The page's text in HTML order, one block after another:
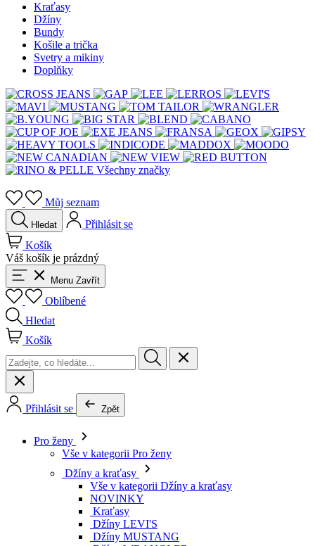
Kraťasy
Džíny
Bundy
Košile a trička
Svetry a mikiny
Doplňky
Všechny značky
Můj seznam
Hledat
Přihlásit se
Košík
Váš košík je prázdný
Menu Zavřít
Oblíbené
Hledat
Košík
Přihlásit se Zpět
Pro ženy
Vše v kategorii Pro ženy
Džíny a kraťasy
Vše v kategorii Džíny a kraťasy
NOVINKY
Kraťasy
Džíny LEVI'S
Džíny MUSTANG